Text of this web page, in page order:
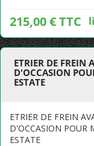
215,00 € TTC
ETRIER DE FREIN
D'OCCASION
ESTATE
ETRIER DE FREIN
D'OCCASION POUR
ESTATE